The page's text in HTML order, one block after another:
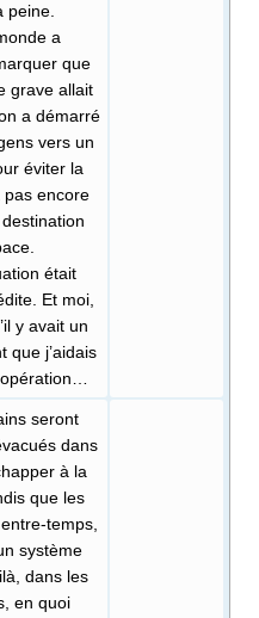
peine.
a
que
grave allait
a démarré
vers un
éviter la
pas encore
était
Et moi,
y avait un
que j’aidais
seront
dans
à la
que les
temps,
système
dans les
en quoi